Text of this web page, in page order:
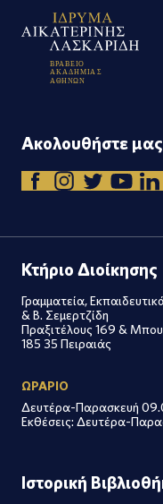
ΒΡΑΒΕΙΟ
ΑΚΑΔΗΜΙΑ Σ
Α ΘΗΝΩΝ
Ακολουθήστε μας
Κτήριο Διοίκησης
Γραμματεία,
& Β. Σεμερτζίδη
Πραξιτέλους 169 &
185 35 Πειραιάς
ΩΡΑΡΙΟ
Δευτέρα-Παρασκευή
Εκθέσεις: Δευτέρα-
Ιστορική